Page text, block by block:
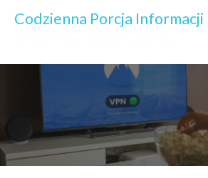
Codzienna Porcja Informacji